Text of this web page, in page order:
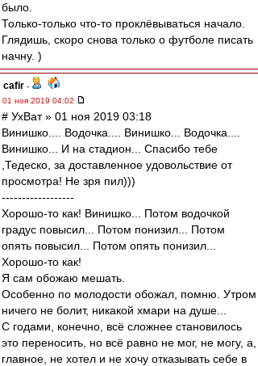
было.
Только-только что-то проклёвываться начало.
Глядишь, скоро снова только о футболе писать
начну. )
cafir -
01 ноя 2019 04:02
# УхВат » 01 ноя 2019 03:18
Винишко.... Водочка.... Винишко... Водочка....
Винишко... И на стадион... Спасибо тебе
,Тедеско, за доставленное удовольствие от
просмотра! Не зря пил)))
------------------
Хорошо-то как! Винишко... Потом водочкой
градус повысил... Потом понизил... Потом
опять повысил... Потом опять понизил...
Хорошо-то как!
Я сам обожаю мешать.
Особенно по молодости обожал, помню. Утром
ничего не болит, никакой хмари на душе...
С годами, конечно, всё сложнее становилось
это переносить, но всё равно не мог, не могу, а,
главное, не хотел и не хочу отказывать себе в